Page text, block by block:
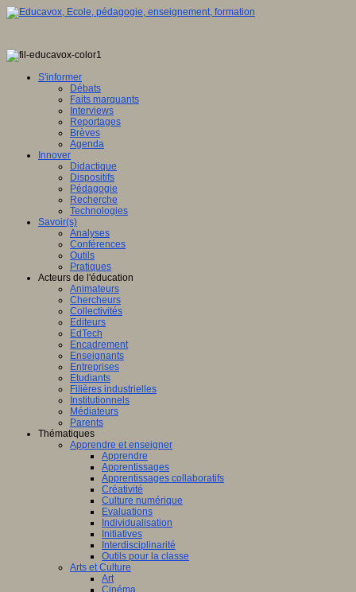
S'informer
Débats
Faits marquants
Interviews
Reportages
Brèves
Agenda
Innover
Didactique
Dispositifs
Pédagogie
Recherche
Technologies
Savoir(s)
Analyses
Conférences
Outils
Pratiques
Acteurs de l'éducation
Animateurs
Chercheurs
Collectivités
Editeurs
EdTech
Encadrement
Enseignants
Entreprises
Etudiants
Filières industrielles
Institutionnels
Médiateurs
Parents
Thématiques
Apprendre et enseigner
Apprendre
Apprentissages
Apprentissages collaboratifs
Créativité
Culture numérique
Evaluations
Individualisation
Initiatives
Interdisciplinarité
Outils pour la classe
Arts et Culture
Art
Cinéma